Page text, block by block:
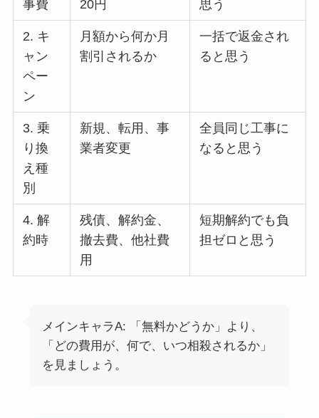
事費
20円
思う
2. キ
ャン
ペー
ン
月額から何か月
割引されるか
一括で返金され
ると思う
3. 乗
り換
え種
別
新規、転用、事
業者変更
全員同じ工事に
なると思う
4. 解
約時
残債、解約金、
撤去費、他社費
用
短期解約でも負
担ゼロと思う
メインキャラA: 「無料かどうか」より、
「どの費用が、何で、いつ相殺されるか」
を見ましょう。